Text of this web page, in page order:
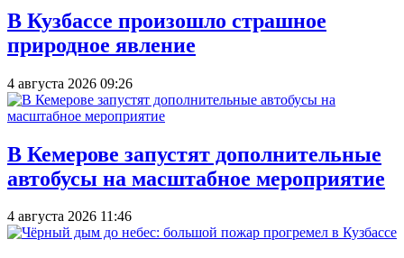
В Кузбассе произошло страшное
природное явление
4 августа 2026 09:26
В Кемерове запустят дополнительные
автобусы на масштабное мероприятие
4 августа 2026 11:46